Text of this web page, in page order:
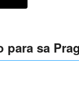
para sa